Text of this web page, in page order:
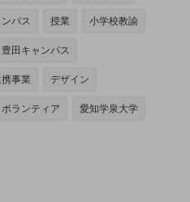
パス 授業 小学校教諭
豊田キャンパス
事業 デザイン
ボランティア 愛知学泉大学